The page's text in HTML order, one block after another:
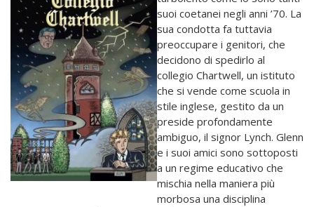
suoi coetanei negli anni ’70. La
sua condotta fa tuttavia
preoccupare i genitori, che
decidono di spedirlo al
collegio Chartwell, un istituto
che si vende come scuola in
stile inglese, gestito da un
preside profondamente
ambiguo, il signor Lynch. Glenn
e i suoi amici sono sottoposti
a un regime educativo che
mischia nella maniera più
morbosa una disciplina